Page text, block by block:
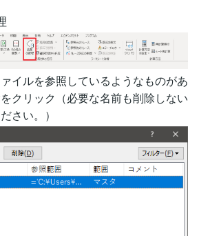
イルを参照しているようなものがあ
クリック（必要な名前も削除しない
さい。）